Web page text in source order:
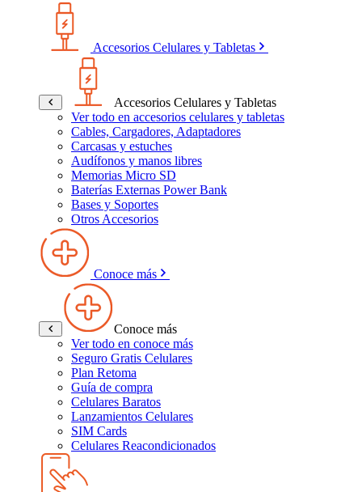
Accesorios Celulares y Tabletas
Accesorios Celulares y Tabletas
Ver todo en accesorios celulares y tabletas
Cables, Cargadores, Adaptadores
Carcasas y estuches
Audífonos y manos libres
Memorias Micro SD
Baterías Externas Power Bank
Bases y Soportes
Otros Accesorios
Conoce más
Conoce más
Ver todo en conoce más
Seguro Gratis Celulares
Plan Retoma
Guía de compra
Celulares Baratos
Lanzamientos Celulares
SIM Cards
Celulares Reacondicionados